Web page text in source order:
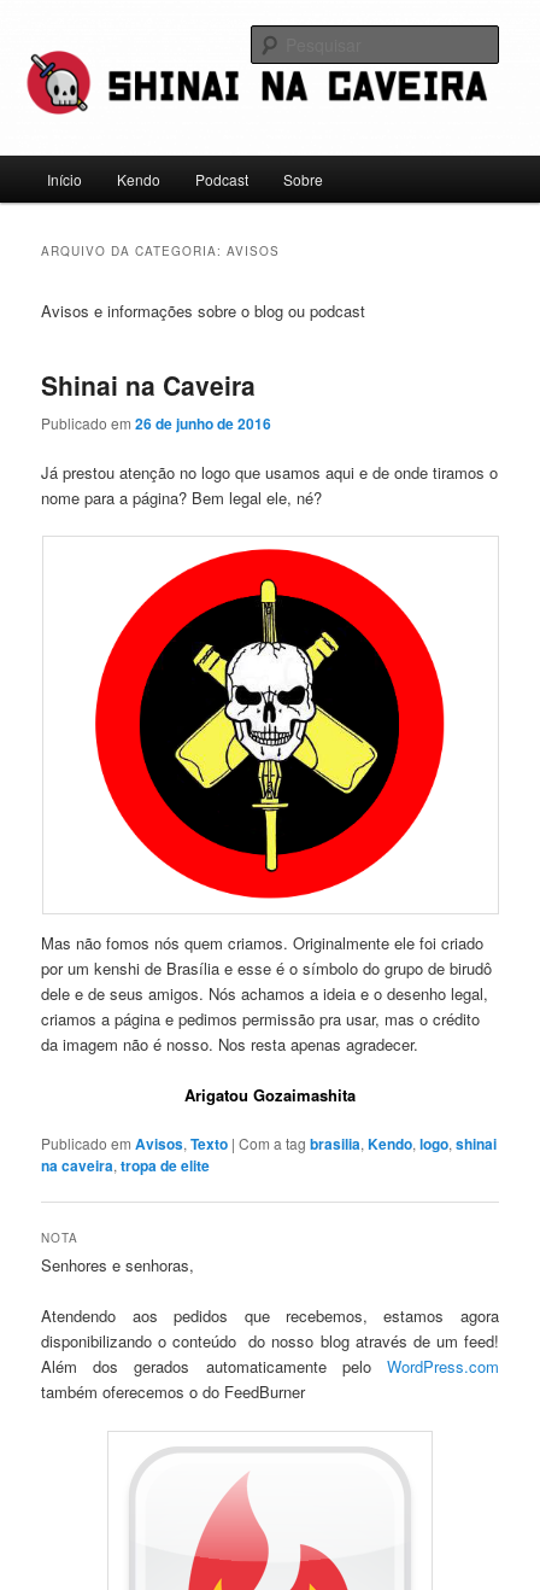
conteúdo
principal
conteúdo
secundário
Shinai na Caveira
principal
Início Kendo Podcast Sobre
ARQUIVO DA CATEGORIA:AVISOS
Avisos e informações sobre o blog ou podcast
Shinai na Caveira
Publicado em26 de junho de 2016
Já prestou atenção no logo que usamos aqui e de onde tiramos o
nome para a página? Bem legal ele, né?
Mas não fomos nós quem criamos. Originalmente ele foi criado
por um kenshi de Brasília e esse é o símbolo do grupo de birudô
dele e de seus amigos. Nós achamos a ideia e o desenho legal,
criamos a página e pedimos permissão pra usar, mas o crédito
da imagem não é nosso. Nos resta apenas agradecer.
Arigatou Gozaimashita
Publicado em Avisos,Texto |Com a tagbrasilia,Kendo,logo,shinai
na caveira,tropa de elite
NOTA
Senhores e senhoras,
Atendendo aos pedidos que recebemos, estamos agora
disponibilizando o conteúdo do nosso blog através de um feed!
Além dos gerados automaticamente pelo WordPress.com
também oferecemos o do FeedBurner